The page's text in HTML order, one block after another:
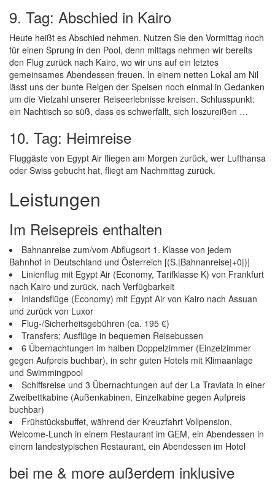
9. Tag: Abschied in Kairo
Heute heißt es Abschied nehmen. Nutzen Sie den Vormittag noch
für einen Sprung in den Pool, denn mittags nehmen wir bereits
den Flug zurück nach Kairo, wo wir uns auf ein letztes
gemeinsames Abendessen freuen. In einem netten Lokal am Nil
lässt uns der bunte Reigen der Speisen noch einmal in Gedanken
um die Vielzahl unserer Reiseerlebnisse kreisen. Schlusspunkt:
ein Nachtisch so süß, dass es schwerfällt, sich loszureißen …
10. Tag: Heimreise
Fluggäste von Egypt Air fliegen am Morgen zurück, wer Lufthansa
oder Swiss gebucht hat, fliegt am Nachmittag zurück.
Leistungen
Im Reisepreis enthalten
Bahnanreise zum/vom Abflugsort 1. Klasse von jedem
Bahnhof in Deutschland und Österreich [(S.|Bahnanreise|+0|)]
Linienflug mit Egypt Air (Economy, Tarifklasse K) von Frankfurt
nach Kairo und zurück, nach Verfügbarkeit
Inlandsflüge (Economy) mit Egypt Air von Kairo nach Assuan
und zurück von Luxor
Flug-/Sicherheitsgebühren (ca. 195 €)
Transfers; Ausflüge in bequemen Reisebussen
6 Übernachtungen im halben Doppelzimmer (Einzelzimmer
gegen Aufpreis buchbar), in sehr guten Hotels mit Klimaanlage
und Swimmingpool
Schiffsreise und 3 Übernachtungen auf der La Traviata in einer
Zweibettkabine (Außenkabinen, Einzelkabine gegen Aufpreis
buchbar)
Frühstücksbuffet, während der Kreuzfahrt Vollpension,
Welcome-Lunch in einem Restaurant im GEM, ein Abendessen in
einem landestypischen Restaurant, ein Abendessen im Hotel
bei me & more außerdem inklusive